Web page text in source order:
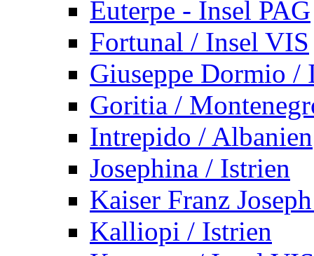
Euterpe - Insel PAG
Fortunal / Insel VIS
Giuseppe Dormio /
Goritia /
Intrepido / Albanien
Josephina / Istrien
Kaiser Franz
Kalliopi / Istrien